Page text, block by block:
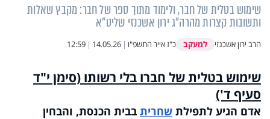
שימוש בטלית של חבר, ולימוד מתוך ספר של חבר: מקבץ שאלות
ותשובות קצרות מהרה"ג ירון אשכנזי שליט"א
הרב ירון אשכנזי למעקב כ"ז אייר התשפ"ו |
14.05.26
|
12:59
שימוש בטלית של חברו בלי רשותו (סימן י"ד
סעיף ד')
אדם הגיע לתפילת שחרית בבית הכנסת, והבחין